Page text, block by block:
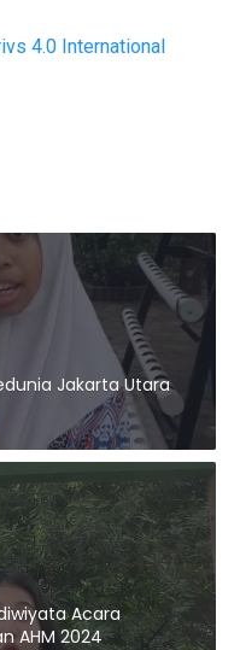
4.0 International
Jakarta Utara
Acara
AHM 2024